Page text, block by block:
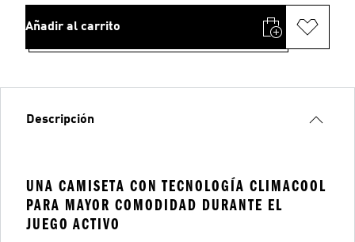
Añadir al carrito
Descripción
UNA CAMISETA CON TECNOLOGÍA CLIMACOOL
PARA MAYOR COMODIDAD DURANTE EL
JUEGO ACTIVO